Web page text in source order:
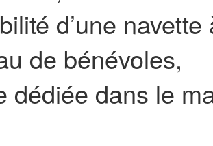
d’une navette
de bénévoles,
dédiée dans le